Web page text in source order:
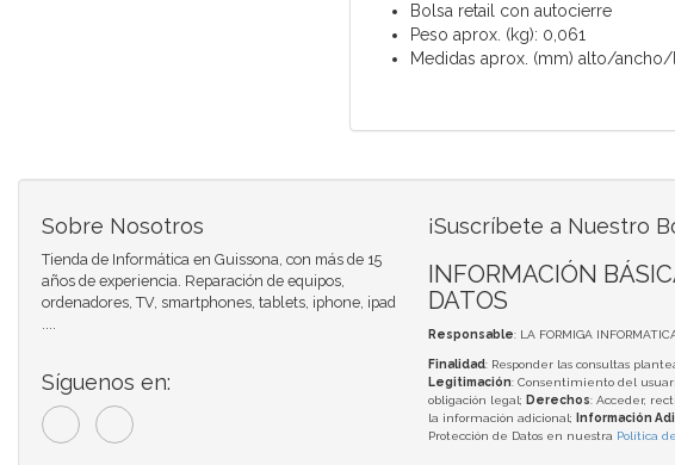
Bolsa retail con autocierre
Peso aprox. (kg): 0,061
Medidas aprox. (mm) alto/
Sobre Nosotros
Tienda de Informática en Guissona, con más de 15
años de experiencia. Reparación de equipos,
ordenadores, TV, smartphones, tablets, iphone, ipad
....
Síguenos en:
¡Suscríbete a Nuestro
INFORMACIÓN
DATOS
Responsable: LA FORMIGA
Finalidad: Responder las consultas
Legitimación: Consentimiento del
obligación legal; Derechos: Acceder,
la información adicional;
Información
Protección de Datos en nuestra Política